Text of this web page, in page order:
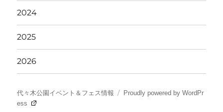
2024
2025
2026
代々木公園イベント＆フェス情報
Proudly powered by WordPr
ess